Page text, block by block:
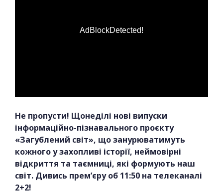
AdBlockDetected!
Не пропусти! Щонеділі нові випуски
інформаційно-пізнавального проєкту
«Загублений світ», що занурюватимуть
кожного у захопливі історії, неймовірні
відкриття та таємниці, які формують наш
світ. Дивись прем’єру об 11:50 на телеканалі
2+2!